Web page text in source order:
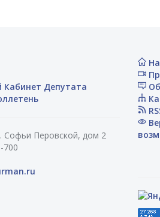
Депутата
Софьи Перовской, дом 2
700